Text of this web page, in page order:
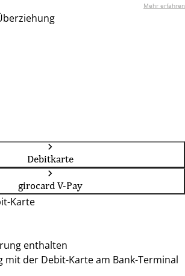
Mehr erfahren
Debitkarte
girocard V-Pay
Karte
enthalten
mit der Debit-Karte am Bank-Terminal